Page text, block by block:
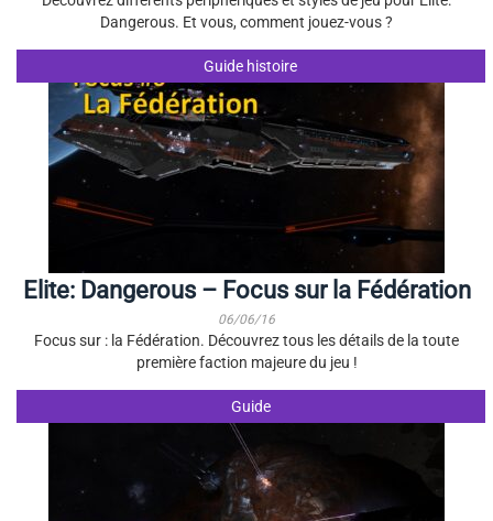
Dangerous. Et vous, comment jouez-vous ?
Guide histoire
Elite: Dangerous – Focus sur la Fédération
06/06/16
Focus sur : la Fédération. Découvrez tous les détails de la toute
première faction majeure du jeu !
Guide